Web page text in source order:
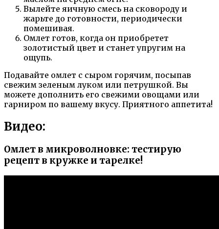
Вылейте яичную смесь на сковороду и
жарьте до готовности, периодически
помешивая.
Омлет готов, когда он приобретет
золотистый цвет и станет упругим на
ощупь.
Подавайте омлет с сыром горячим, посыпав
свежим зеленым луком или петрушкой. Вы
можете дополнить его свежими овощами или
гарниром по вашему вкусу. Приятного аппетита!
Видео:
Омлет в микроволновке: тестирую
рецепт в кружке и тарелке!